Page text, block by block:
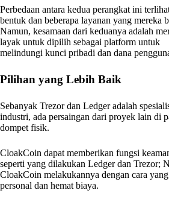
Perbedaan antara kedua perangkat ini
bentuk dan beberapa layanan yang mereka
Namun, kesamaan dari keduanya adalah
layak untuk dipilih sebagai platform untuk
melindungi kunci pribadi dan dana
Pilihan yang Lebih Baik
Sebanyak Trezor dan Ledger adalah
industri, ada persaingan dari proyek lain di
dompet fisik.
CloakCoin dapat memberikan fungsi
seperti yang dilakukan Ledger dan Trezor;
CloakCoin melakukannya dengan cara
personal dan hemat biaya.